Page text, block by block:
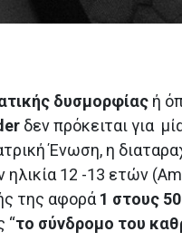
δυσμορφίας ή
δεν πρόκειται για
Ένωση, η
ηλικία 12 -13 ετών
της αφορά 1 στους
“το σύνδρομο του